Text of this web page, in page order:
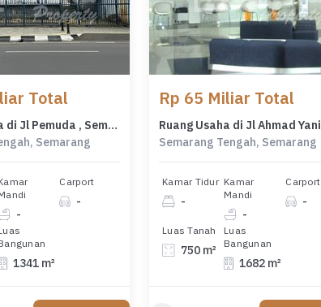
Total
Ruang Usaha di Jl Pemuda , Semarang Tt 7310
Semarang
-
Carport
-
1341 m²
Rp 65 Miliar Total
Semarang Tengah, Semarang
Kamar Tidur
-
Kamar
Mandi
-
Carport
-
Luas Tanah
750 m²
Luas
Bangunan
1682 m²